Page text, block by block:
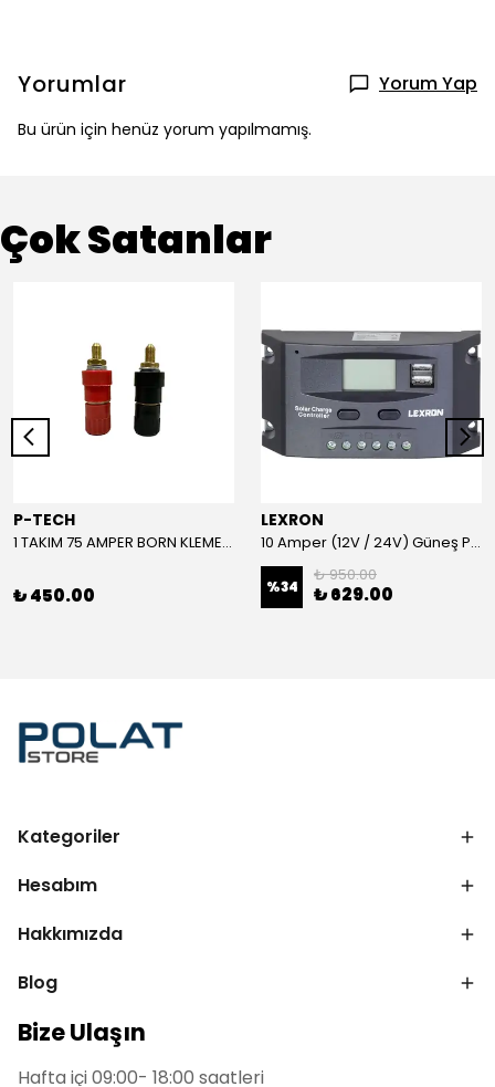
Yorumlar Yorum Yap
Bu ürün için henüz yorum yapılmamış.
Çok Satanlar
P-TECH
1 TAKIM 75 AMPER BORN KLEMENS (KIRMIZI-SİYAH)
₺ 450.00
LEXRON
10 Amper (12V / 24V) Güneş Paneli Şarj Kontrol Cihazı
%34
₺ 950.00
₺ 629.00
Kategoriler
Hesabım
Hakkımızda
Blog
Bize Ulaşın
Hafta içi 09:00- 18:00 saatleri